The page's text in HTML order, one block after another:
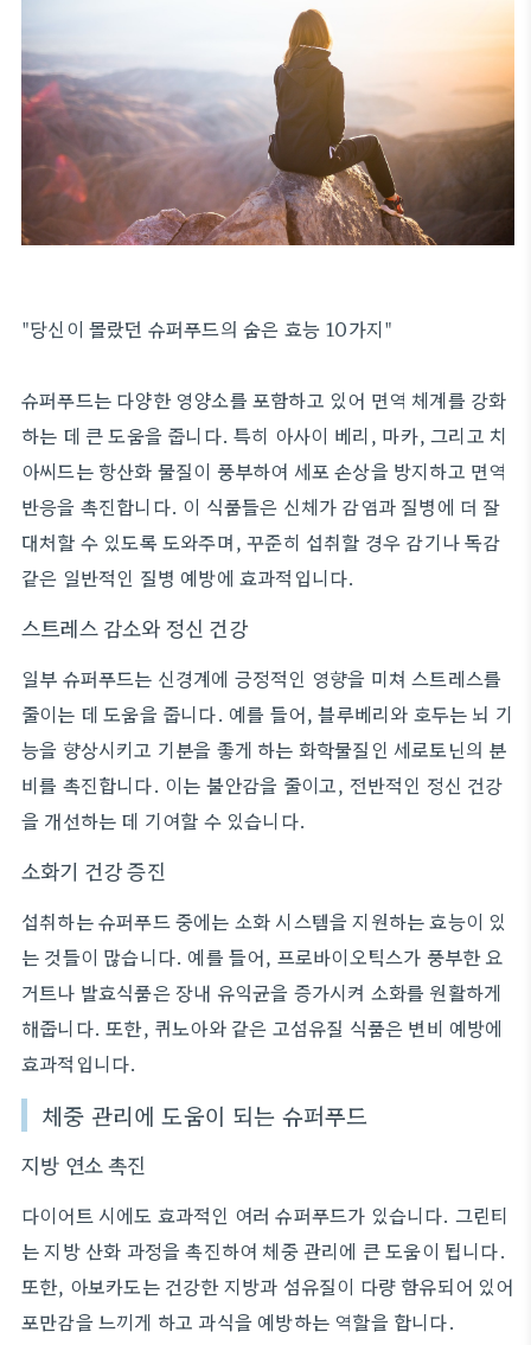
"당신이 몰랐던 슈퍼푸드의 숨은 효능 10가지"
슈퍼푸드는 다양한 영양소를 포함하고 있어 면역 체계를 강화
하는 데 큰 도움을 줍니다. 특히 아사이 베리, 마카, 그리고 치
아씨드는 항산화 물질이 풍부하여 세포 손상을 방지하고 면역
반응을 촉진합니다. 이 식품들은 신체가 감염과 질병에 더 잘
대처할 수 있도록 도와주며, 꾸준히 섭취할 경우 감기나 독감
같은 일반적인 질병 예방에 효과적입니다.
스트레스 감소와 정신 건강
일부 슈퍼푸드는 신경계에 긍정적인 영향을 미쳐 스트레스를
줄이는 데 도움을 줍니다. 예를 들어, 블루베리와 호두는 뇌 기
능을 향상시키고 기분을 좋게 하는 화학물질인 세로토닌의 분
비를 촉진합니다. 이는 불안감을 줄이고, 전반적인 정신 건강
을 개선하는 데 기여할 수 있습니다.
소화기 건강 증진
섭취하는 슈퍼푸드 중에는 소화 시스템을 지원하는 효능이 있
는 것들이 많습니다. 예를 들어, 프로바이오틱스가 풍부한 요
거트나 발효식품은 장내 유익균을 증가시켜 소화를 원활하게
해줍니다. 또한, 퀴노아와 같은 고섬유질 식품은 변비 예방에
효과적입니다.
체중 관리에 도움이 되는 슈퍼푸드
지방 연소 촉진
다이어트 시에도 효과적인 여러 슈퍼푸드가 있습니다. 그린티
는 지방 산화 과정을 촉진하여 체중 관리에 큰 도움이 됩니다.
또한, 아보카도는 건강한 지방과 섬유질이 다량 함유되어 있어
포만감을 느끼게 하고 과식을 예방하는 역할을 합니다.